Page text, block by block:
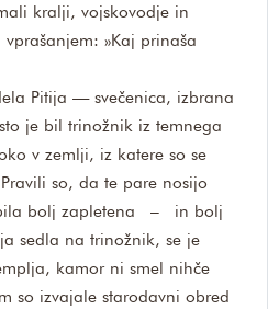
kralji, vojskovodje in
»Kaj prinaša
Pitija — svečenica, izbrana
je bil trinožnik iz temnega
v zemlji, iz katere so se
so, da te pare nosijo
bolj zapletena – in bolj
sedla na trinožnik, se je
kamor ni smel nihče
so izvajale starodavni obred